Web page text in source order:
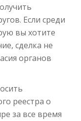
Если среди
вы хотите
сделка не
органов
реестра о
за все время